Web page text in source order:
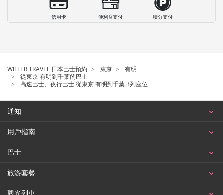
信用卡 便利店支付 積分支付
WILLER TRAVEL 日本巴士預約 東京
有明
從東京 有明到千葉的巴士
高速巴士、夜行巴士 從東京 有明到千葉 3列座位
通知
用戶指南
巴士
旅游套餐
觀光列車